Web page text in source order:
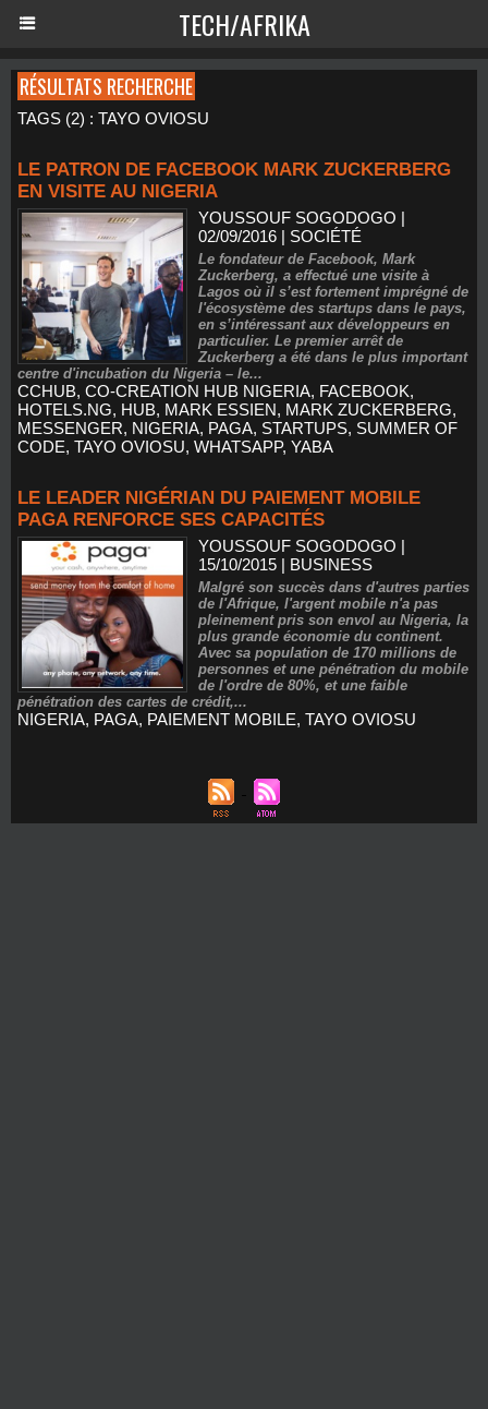
TECH/AFRIKA
RÉSULTATS RECHERCHE
TAGS (2) : TAYO OVIOSU
LE PATRON DE FACEBOOK MARK ZUCKERBERG
EN VISITE AU NIGERIA
YOUSSOUF SOGODOGO |
02/09/2016 | SOCIÉTÉ
Le fondateur de Facebook, Mark
Zuckerberg, a effectué une visite à
Lagos où il s’est fortement imprégné de
l'écosystème des startups dans le pays,
en s’intéressant aux développeurs en
particulier. Le premier arrêt de
Zuckerberg a été dans le plus important
centre d'incubation du Nigeria – le...
CCHUB, CO-CREATION HUB NIGERIA, FACEBOOK,
HOTELS.NG, HUB, MARK ESSIEN, MARK ZUCKERBERG,
MESSENGER, NIGERIA, PAGA, STARTUPS, SUMMER OF
CODE, TAYO OVIOSU, WHATSAPP, YABA
LE LEADER NIGÉRIAN DU PAIEMENT MOBILE
PAGA RENFORCE SES CAPACITÉS
YOUSSOUF SOGODOGO |
15/10/2015 | BUSINESS
Malgré son succès dans d'autres parties
de l'Afrique, l'argent mobile n'a pas
pleinement pris son envol au Nigeria, la
plus grande économie du continent.
Avec sa population de 170 millions de
personnes et une pénétration du mobile
de l'ordre de 80%, et une faible
pénétration des cartes de crédit,...
NIGERIA, PAGA, PAIEMENT MOBILE, TAYO OVIOSU